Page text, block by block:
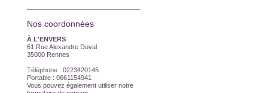
Nos coordonnées
À L'ENVERS
61 Rue Alexandre Duval
35000 Rennes
Téléphone : 0223420145
Portable : 0661154941
Vous pouvez également utiliser notre